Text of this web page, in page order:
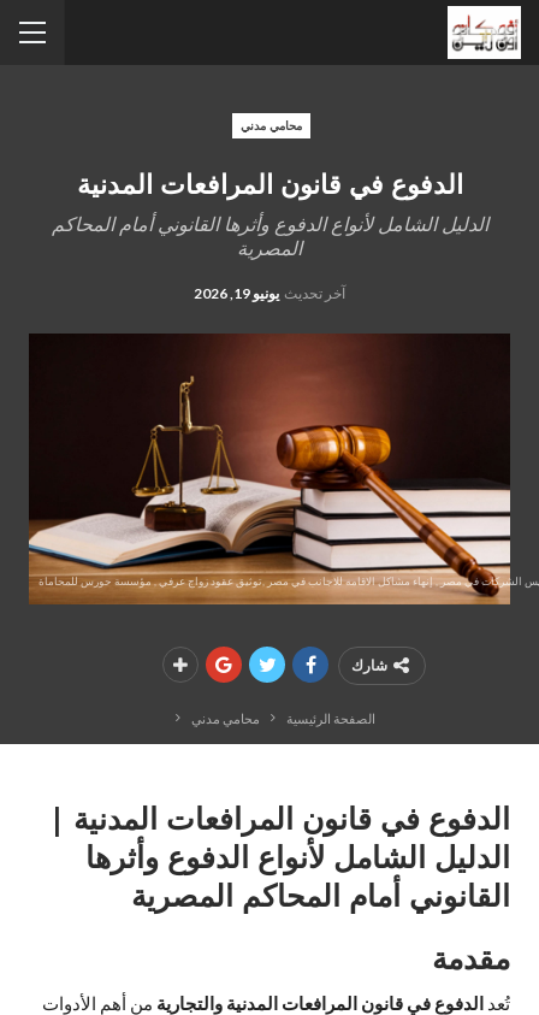
محامي مدني
الدفوع في قانون المرافعات المدنية
الدليل الشامل لأنواع الدفوع وأثرها القانوني أمام المحاكم
المصرية
آخر تحديث يونيو 19, 2026
الشركات في مصر , إنهاء مشاكل الاقامه للاجانب في مصر ,توثيق عقود زواج عرفي , مؤسسة حورس للمحاماة
شارك
الصفحة الرئيسية محامي مدني
الدفوع في قانون المرافعات المدنية |
الدليل الشامل لأنواع الدفوع وأثرها
القانوني أمام المحاكم المصرية
مقدمة
تُعد الدفوع في قانون المرافعات المدنية والتجارية من أهم الأدوات